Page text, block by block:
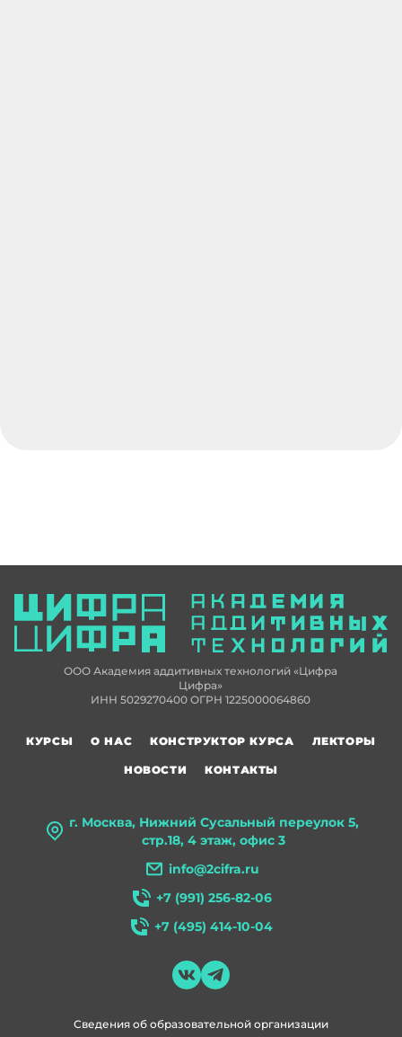
ООО Академия аддитивных технологий «Цифра
Цифра»
ИНН 5029270400 ОГРН 1225000064860
г. Москва, Нижний Сусальный переулок 5,
стр.18, 4 этаж, офис 3
info@2cifra.ru
+7 (991) 256-82-06
+7 (495) 414-10-04
КУРСЫ О НАС КОНСТРУКТОР КУРСА
ЛЕКТОРЫ
НОВОСТИ
КОНТАКТЫ
Сведения об образовательной организации